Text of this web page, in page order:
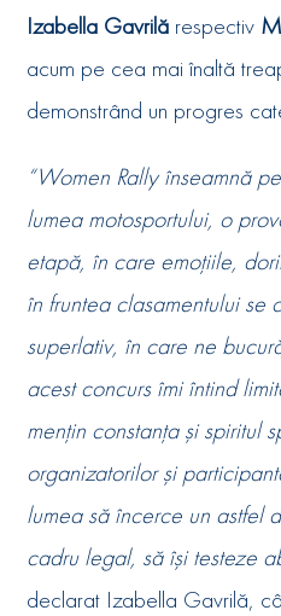
Izabella Gavrilă respectiv
acum pe cea mai înaltă
demonstrând un progres
“Women Rally înseamnă
lumea motosportului, o
etapă, în care emoțiile,
în fruntea clasamentului se
superlativ, în care ne
acest concurs îmi întind
mențin constanța și spiritul
organizatorilor şi
lumea să încerce un astfel
cadru legal, să își testeze
declarat Izabella Gavrilă,